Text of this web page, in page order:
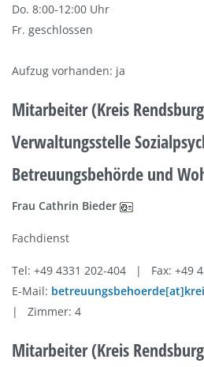
Do. 8:00-12:00 Uhr
Fr. geschlossen
Aufzug vorhanden: ja
Mitarbeiter (Kreis
Verwaltungsstelle
Betreuungsbehörde und
Frau Cathrin Bieder
Fachdienst
Tel: +49 4331 202-404 | Fax: +49
E-Mail:
| Zimmer: 4
Mitarbeiter (Kreis